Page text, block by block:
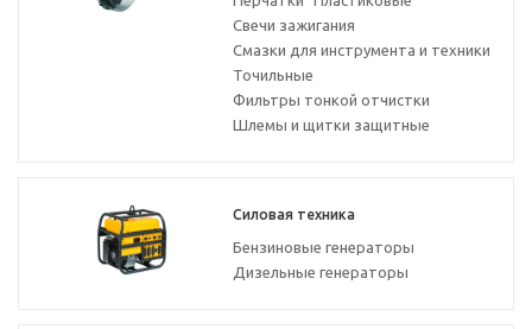
Свечи зажигания
Смазки для инструмента и техники
Точильные
Фильтры тонкой отчистки
Шлемы и щитки защитные
Силовая техника
Бензиновые генераторы
Дизельные генераторы